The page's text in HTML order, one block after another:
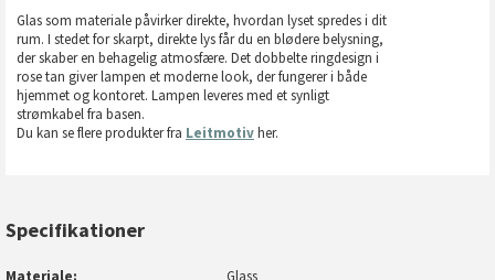
Glas som materiale påvirker direkte, hvordan lyset spredes i dit
rum. I stedet for skarpt, direkte lys får du en blødere belysning,
der skaber en behagelig atmosfære. Det dobbelte ringdesign i
rose tan giver lampen et moderne look, der fungerer i både
hjemmet og kontoret. Lampen leveres med et synligt
strømkabel fra basen.
Du kan se flere produkter fra Leitmotivher.
Specifikationer
Materiale
Glass